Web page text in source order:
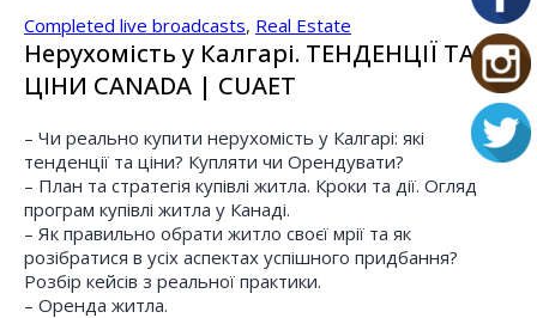
Completed live broadcasts, Real Estate
Нерухомість у Калгарі. ТЕНДЕНЦІЇ ТА
ЦІНИ CANADA | CUAET
– Чи реально купити нерухомість у Калгарі: які
тенденції та ціни? Купляти чи Орендувати?
– План та стратегія купівлі житла. Кроки та дії. Огляд
програм купівлі житла у Канаді.
– Як правильно обрати житло своєї мрії та як
розібратися в усіх аспектах успішного придбання?
Розбір кейсів з реальної практики.
– Оренда житла.